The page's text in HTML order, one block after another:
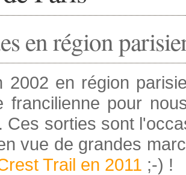
en région
2002 en région
francilienne pour
Ces sorties sont
vue de grandes
Trail en 2011 ;-) !